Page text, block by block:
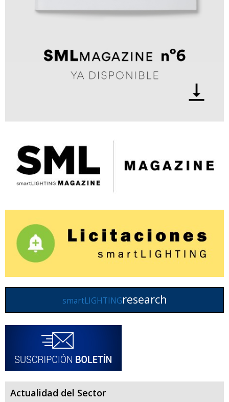
smartLIGHTINGresearch
Actualidad del Sector